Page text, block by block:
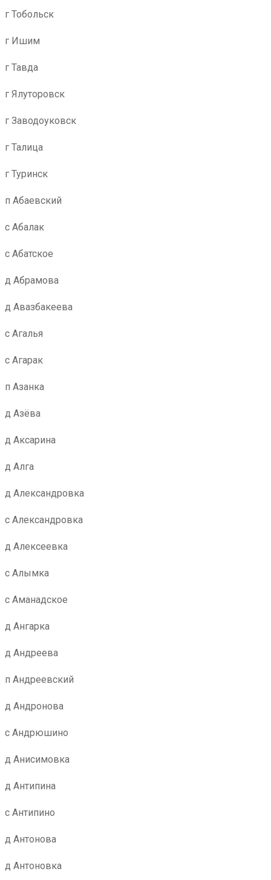
г Тобольск
г Ишим
г Тавда
г Ялуторовск
г Заводоуковск
г Талица
г Туринск
п Абаевский
с Абалак
с Абатское
д Абрамова
д Авазбакеева
с Агалья
с Агарак
п Азанка
д Азёва
д Аксарина
д Алга
д Александровка
с Александровка
д Алексеевка
с Алымка
с Аманадское
д Ангарка
д Андреева
п Андреевский
д Андронова
с Андрюшино
д Анисимовка
д Антипина
с Антипино
д Антонова
д Антоновка